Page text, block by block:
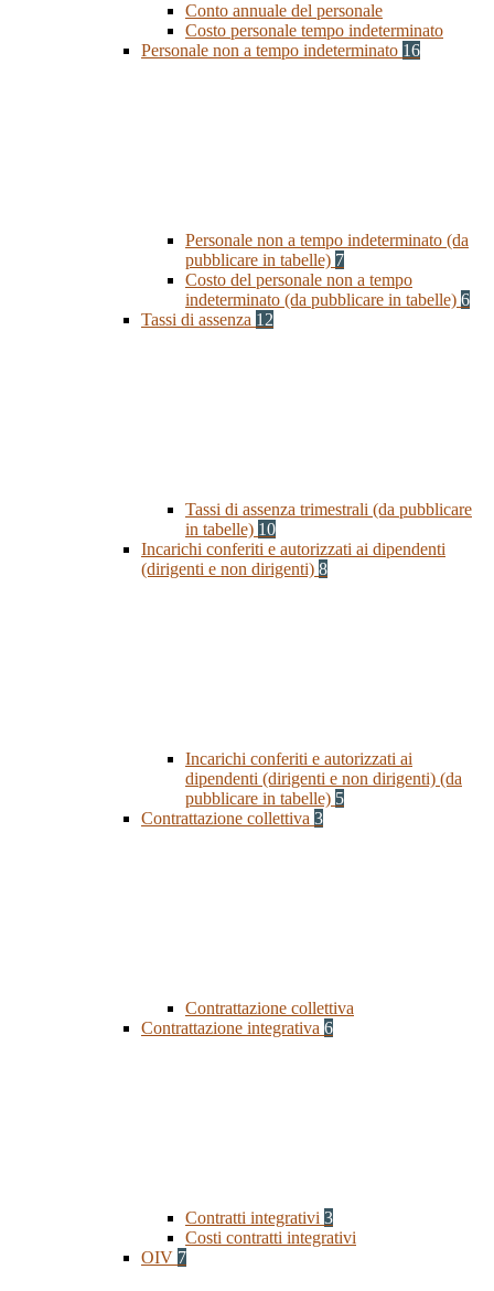
Conto annuale del personale
Costo personale tempo indeterminato
Personale non a tempo indeterminato 16
Personale non a tempo indeterminato (da
pubblicare in tabelle) 7
Costo del personale non a tempo
indeterminato (da pubblicare in tabelle) 6
Tassi di assenza 12
Tassi di assenza trimestrali (da pubblicare
in tabelle) 10
Incarichi conferiti e autorizzati ai dipendenti
(dirigenti e non dirigenti) 8
Incarichi conferiti e autorizzati ai
dipendenti (dirigenti e non dirigenti) (da
pubblicare in tabelle) 5
Contrattazione collettiva 3
Contrattazione collettiva
Contrattazione integrativa 6
Contratti integrativi 3
Costi contratti integrativi
OIV 7